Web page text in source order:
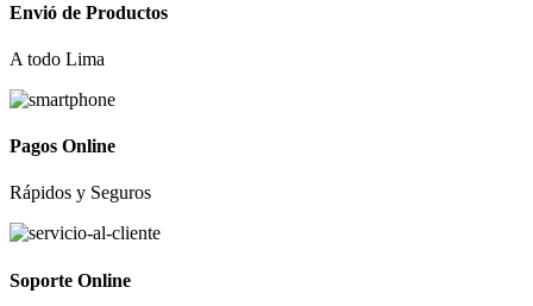
Envió de Productos
A todo Lima
Pagos Online
Rápidos y Seguros
Soporte Online